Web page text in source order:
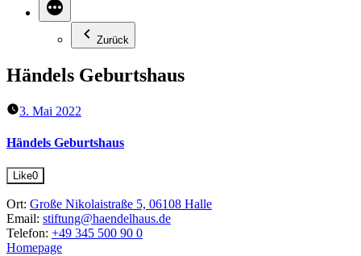
Zurück
Händels Geburtshaus
3. Mai 2022
Händels Geburtshaus
Like0
Ort: Große Nikolaistraße 5, 06108 Halle
Email: stiftung@haendelhaus.de
Telefon: +49 345 500 90 0
Homepage